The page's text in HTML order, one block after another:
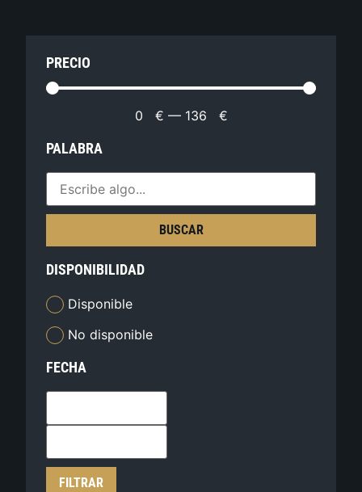
PRECIO
0 € — 136 €
PALABRA
BUSCAR
DISPONIBILIDAD
Disponible
No disponible
FECHA
FILTRAR